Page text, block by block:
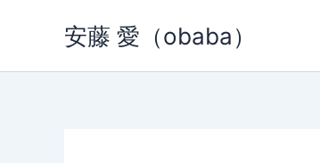
安藤 愛（obaba）